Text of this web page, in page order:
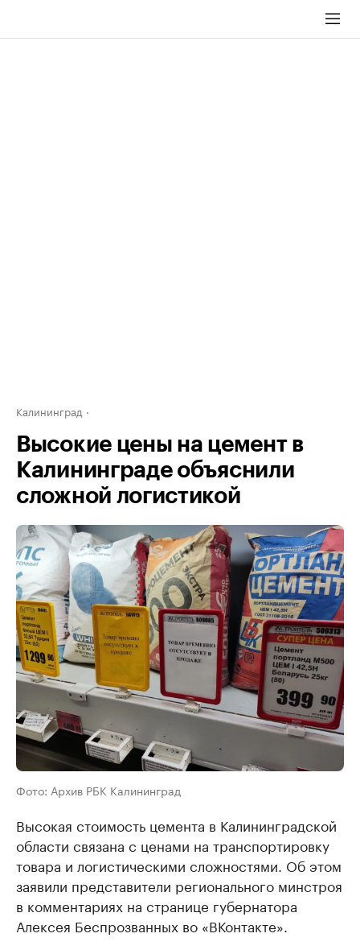
Калининград
Высокие цены на цемент в
Калининграде объяснили
сложной логистикой
Фото: Архив РБК Калининград
Высокая стоимость цемента в Калининградской
области связана с ценами на транспортировку
товара и логистическими сложностями. Об этом
заявили представители регионального минстроя
в комментариях на странице губернатора
Алексея Беспрозванных во «ВКонтакте».